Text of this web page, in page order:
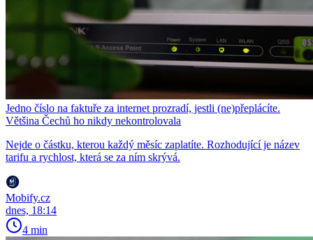
Jedno číslo na faktuře za internet prozradí, jestli (ne)přeplácíte.
Většina Čechů ho nikdy nekontrolovala
Nejde o částku, kterou každý měsíc zaplatíte. Rozhodující je název
tarifu a rychlost, která se za ním skrývá.
Mobify.cz
dnes, 18:14
4 min